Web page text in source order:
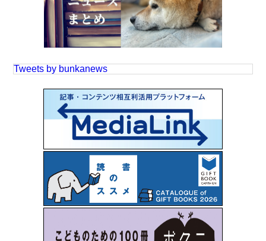
Tweets by bunkanews